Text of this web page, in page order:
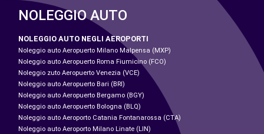
NOLEGGIO AUTO
NOLEGGIO AUTO NEGLI AEROPORTI
Noleggio auto Aeropuerto Milano Malpensa (MXP)
Noleggio auto Aeropuerto Roma Fiumicino (FCO)
Noleggio zuto Aeropuerto Venezia (VCE)
Noleggio auto Aeropuerto Bari (BRI)
Noleggio auto Aeropuerto Bergamo (BGY)
Noleggio auto Aeropuerto Bologna (BLQ)
Noleggio auto Aeroporto Catania Fontanarossa (CTA)
Noleggio auto Aeroporto Milano Linate (LIN)